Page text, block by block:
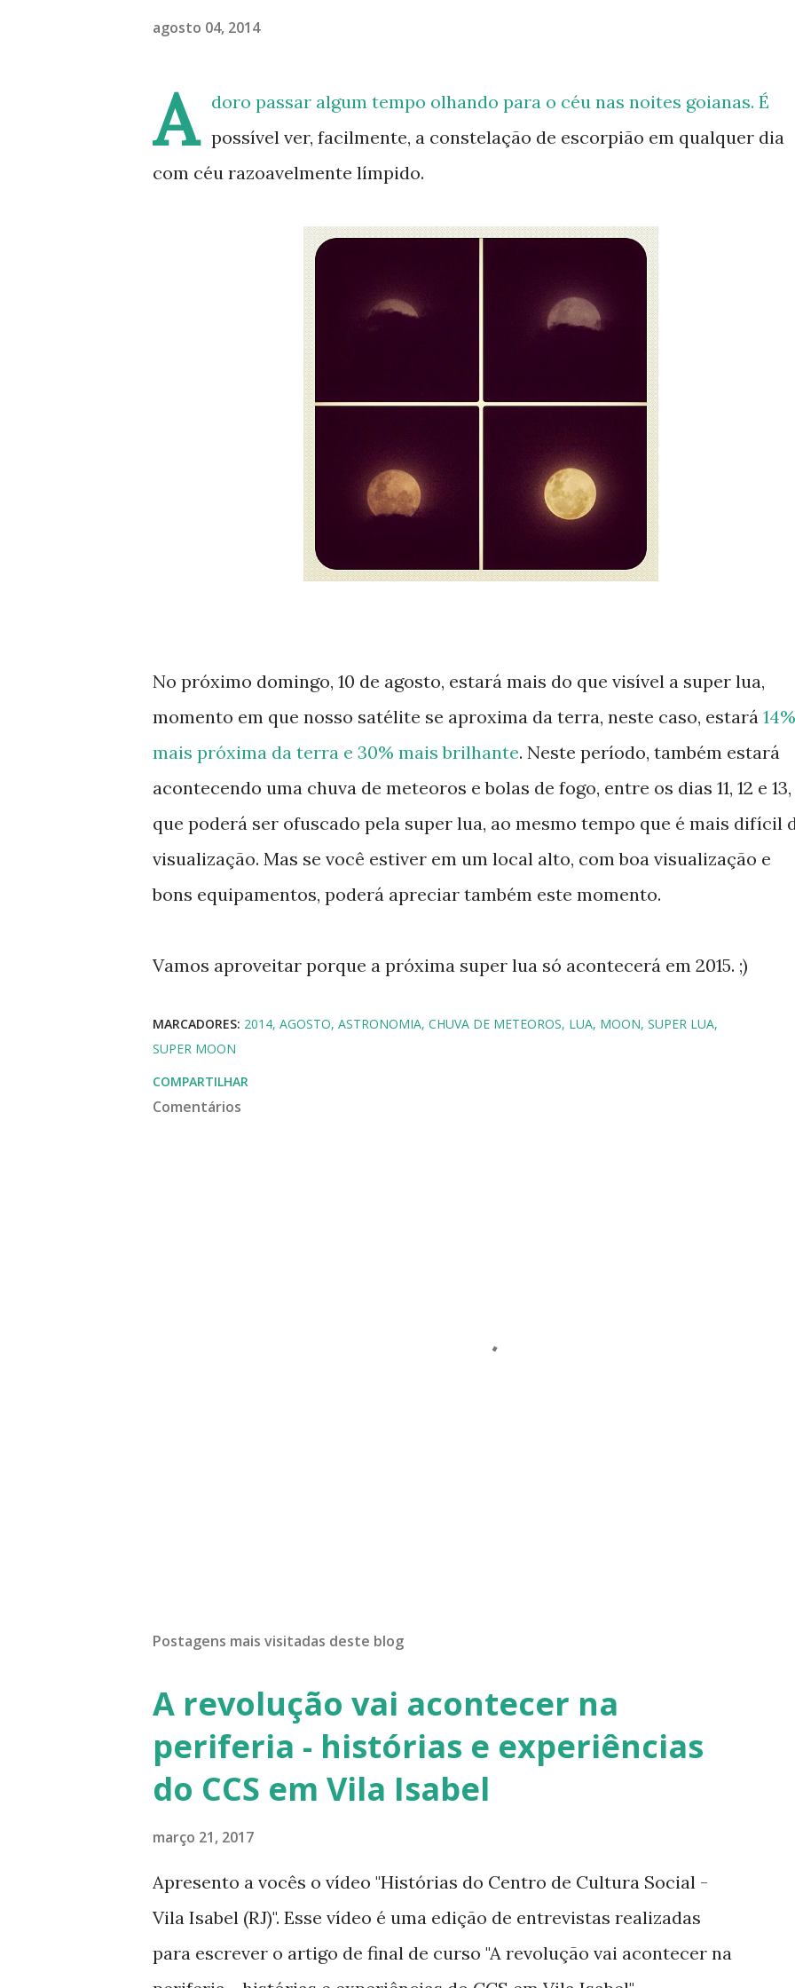
agosto 04, 2014
A
doro passar algum tempo olhando para o céu nas noites goianas. É
possível ver, facilmente, a constelação de escorpião em qualquer dia
com céu razoavelmente límpido.
No próximo domingo, 10 de agosto, estará mais do que visível a super lua,
momento em que nosso satélite se aproxima da terra, neste caso, estará 14%
mais próxima da terra e 30% mais brilhante. Neste período, também estará
acontecendo uma chuva de meteoros e bolas de fogo, entre os dias 11, 12 e 13,
que poderá ser ofuscado pela super lua, ao mesmo tempo que é mais difícil
visualização. Mas se você estiver em um local alto, com boa visualização e
bons equipamentos, poderá apreciar também este momento.
Vamos aproveitar porque a próxima super lua só acontecerá em 2015. ;)
MARCADORES: 2014 AGOSTO ASTRONOMIA CHUVA DE METEOROS LUA MOON SUPER LUA
SUPER MOON
COMPARTILHAR
Comentários
Postagens mais visitadas deste blog
A revolução vai acontecer na
periferia - histórias e experiências
do CCS em Vila Isabel
março 21, 2017
Apresento a vocês o vídeo "Histórias do Centro de Cultura Social -
Vila Isabel (RJ)". Esse vídeo é uma edição de entrevistas realizadas
para escrever o artigo de final de curso "A revolução vai acontecer na